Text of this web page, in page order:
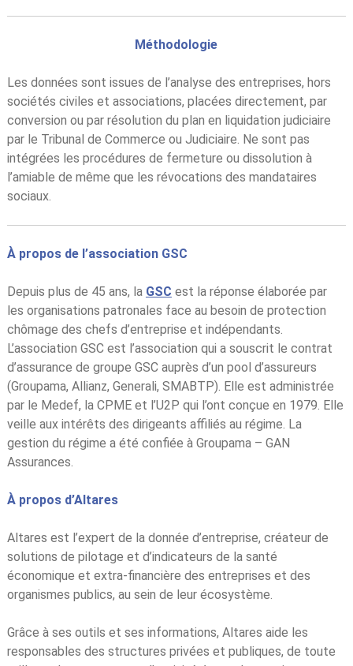
Méthodologie
Les données sont issues de l’analyse des entreprises, hors
sociétés civiles et associations, placées directement, par
conversion ou par résolution du plan en liquidation judiciaire
par le Tribunal de Commerce ou Judiciaire. Ne sont pas
intégrées les procédures de fermeture ou dissolution à
l’amiable de même que les révocations des mandataires
sociaux.
À propos de l’association GSC
Depuis plus de 45 ans, la GSC est la réponse élaborée par
les organisations patronales face au besoin de protection
chômage des chefs d’entreprise et indépendants.
L’association GSC est l’association qui a souscrit le contrat
d’assurance de groupe GSC auprès d’un pool d’assureurs
(Groupama, Allianz, Generali, SMABTP). Elle est administrée
par le Medef, la CPME et l’U2P qui l’ont conçue en 1979. Elle
veille aux intérêts des dirigeants affiliés au régime. La
gestion du régime a été confiée à Groupama – GAN
Assurances.
À propos d’Altares
Altares est l’expert de la donnée d’entreprise, créateur de
solutions de pilotage et d’indicateurs de la santé
économique et extra-financière des entreprises et des
organismes publics, au sein de leur écosystème.
Grâce à ses outils et ses informations, Altares aide les
responsables des structures privées et publiques, de toute